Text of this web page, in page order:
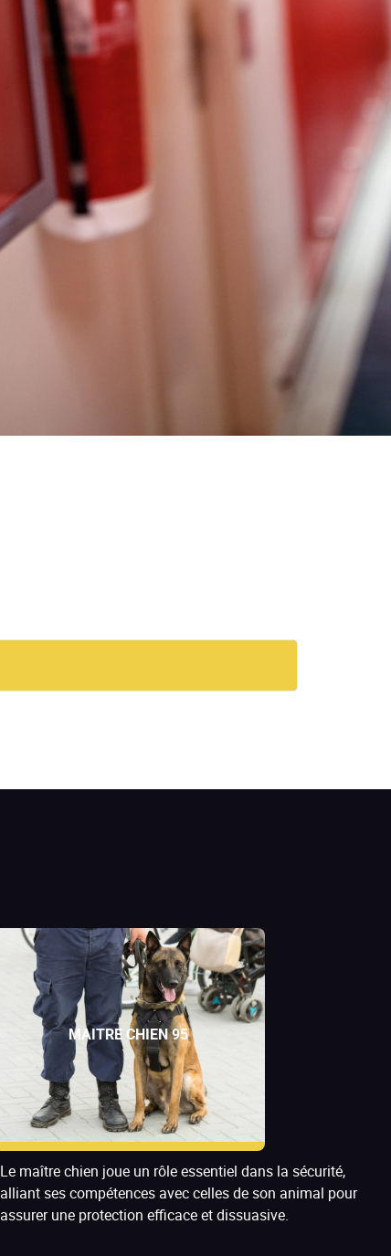
MAITRE CHIEN 95
Le maître chien joue un rôle essentiel dans la sécurité,
alliant ses compétences avec celles de son animal pour
assurer une protection efficace et dissuasive.